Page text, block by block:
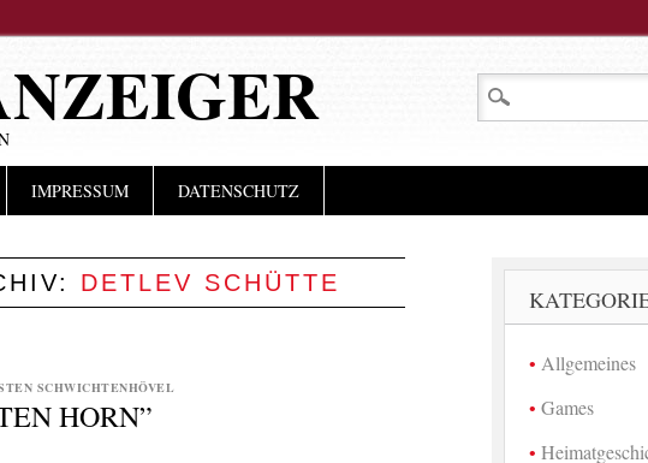
IMPRESSUM DATENSCHUTZ
DETLEV SCHÜTTE
SCHWICHTENHÖVEL
HORN”
Allgemeines
Games